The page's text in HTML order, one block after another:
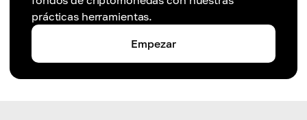
prácticas herramientas.
Empezar